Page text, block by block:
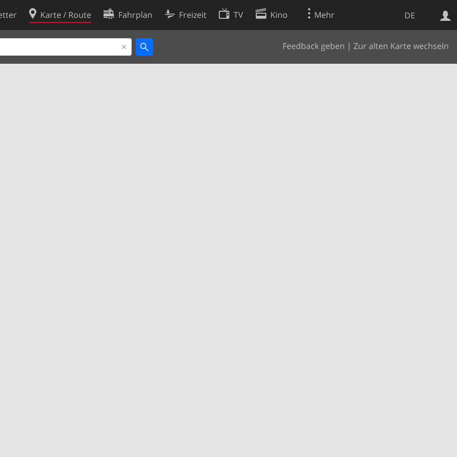
DE
Karte / Route Fahrplan Freizeit TV Kino Mehr
Feedback geben | Zur alten Karte wechseln
Websuche
Cookie-Richtlinie
Cookie-Einstellungen